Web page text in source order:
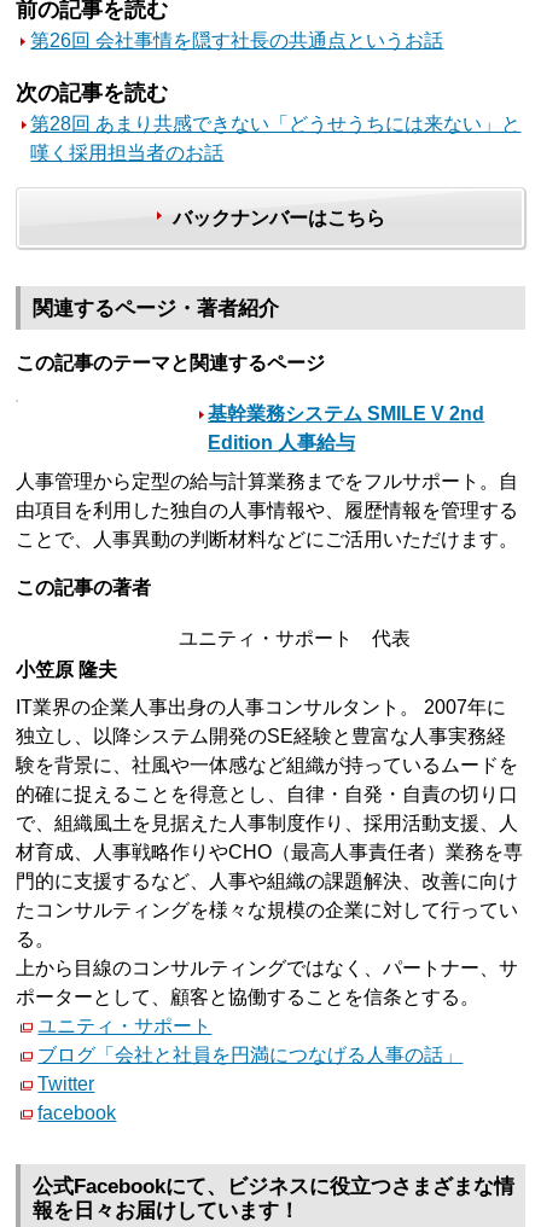
前の記事を読む
第26回 会社事情を隠す社長の共通点というお話
次の記事を読む
第28回 あまり共感できない「どうせうちには来ない」と
嘆く採用担当者のお話
バックナンバーはこちら
関連するページ・著者紹介
この記事のテーマと関連するページ
基幹業務システム SMILE V 2nd
Edition 人事給与
人事管理から定型の給与計算業務までをフルサポート。自
由項目を利用した独自の人事情報や、履歴情報を管理する
ことで、人事異動の判断材料などにご活用いただけます。
この記事の著者
ユニティ・サポート 代表
小笠原 隆夫
IT業界の企業人事出身の人事コンサルタント。 2007年に
独立し、以降システム開発のSE経験と豊富な人事実務経
験を背景に、社風や一体感など組織が持っているムードを
的確に捉えることを得意とし、自律・自発・自責の切り口
で、組織風土を見据えた人事制度作り、採用活動支援、人
材育成、人事戦略作りやCHO（最高人事責任者）業務を専
門的に支援するなど、人事や組織の課題解決、改善に向け
たコンサルティングを様々な規模の企業に対して行ってい
る。
上から目線のコンサルティングではなく、パートナー、サ
ポーターとして、顧客と協働することを信条とする。
ユニティ・サポート
ブログ「会社と社員を円満につなげる人事の話」
Twitter
facebook
公式Facebookにて、ビジネスに役立つさまざまな情
報を日々お届けしています！